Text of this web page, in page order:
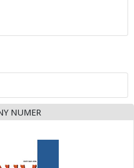
NUMER